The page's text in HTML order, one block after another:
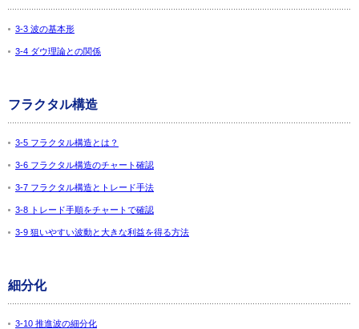
3-3 波の基本形
3-4 ダウ理論との関係
フラクタル構造
3-5 フラクタル構造とは？
3-6 フラクタル構造のチャート確認
3-7 フラクタル構造とトレード手法
3-8 トレード手順をチャートで確認
3-9 狙いやすい波動と大きな利益を得る方法
細分化
3-10 推進波の細分化